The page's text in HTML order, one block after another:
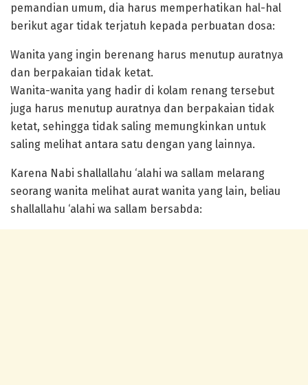
pemandian umum, dia harus memperhatikan hal-hal
berikut agar tidak terjatuh kepada perbuatan dosa:
Wanita yang ingin berenang harus menutup auratnya
dan berpakaian tidak ketat.
Wanita-wanita yang hadir di kolam renang tersebut
juga harus menutup auratnya dan berpakaian tidak
ketat, sehingga tidak saling memungkinkan untuk
saling melihat antara satu dengan yang lainnya.
Karena Nabi shallallahu ‘alahi wa sallam melarang
seorang wanita melihat aurat wanita yang lain, beliau
shallallahu ‘alahi wa sallam bersabda: